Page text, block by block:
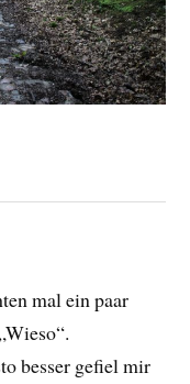
mal ein paar
besser gefiel mir